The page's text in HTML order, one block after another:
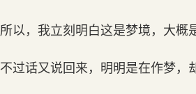
所以，我立刻明白这是梦境，大概
不过话又说回来，明明是在作梦，